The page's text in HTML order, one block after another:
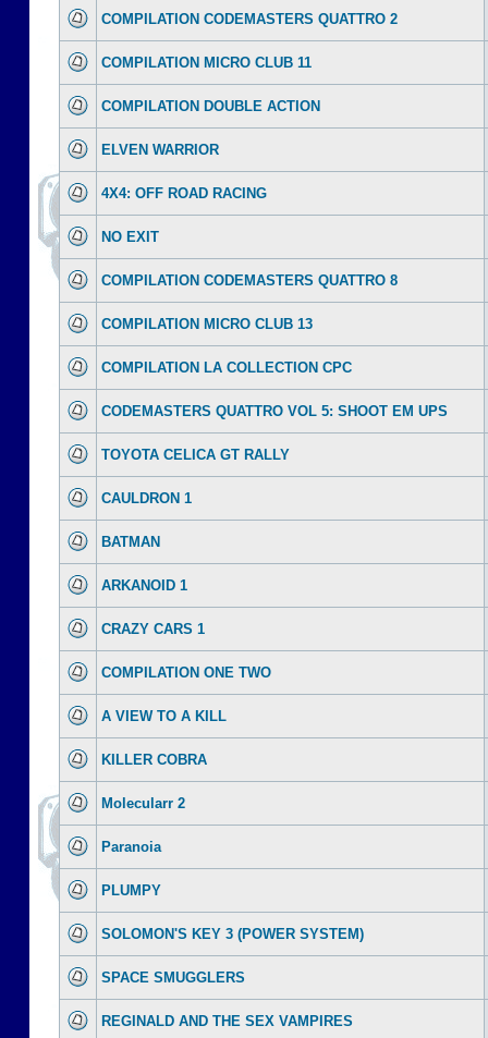
COMPILATION CODEMASTERS QUATTRO 2
COMPILATION MICRO CLUB 11
COMPILATION DOUBLE ACTION
ELVEN WARRIOR
4X4: OFF ROAD RACING
NO EXIT
COMPILATION CODEMASTERS QUATTRO 8
COMPILATION MICRO CLUB 13
COMPILATION LA COLLECTION CPC
CODEMASTERS QUATTRO VOL 5: SHOOT EM UPS
TOYOTA CELICA GT RALLY
CAULDRON 1
BATMAN
ARKANOID 1
CRAZY CARS 1
COMPILATION ONE TWO
A VIEW TO A KILL
KILLER COBRA
Molecularr 2
Paranoia
PLUMPY
SOLOMON'S KEY 3 (POWER SYSTEM)
SPACE SMUGGLERS
REGINALD AND THE SEX VAMPIRES